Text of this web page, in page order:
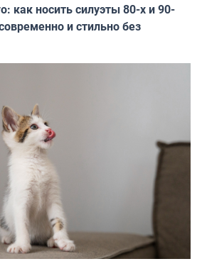
как носить силуэты 80-х и 90-
и стильно без